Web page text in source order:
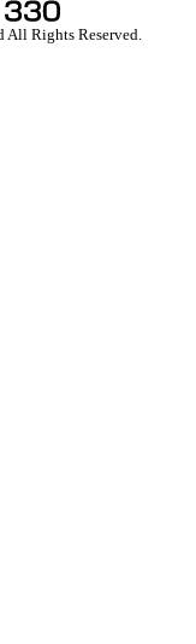
Rights Reserved.